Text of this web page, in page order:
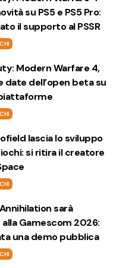
su PS5 e PS5 Pro:
il supporto al PSSR
Modern Warfare 4,
date dell’open beta su
lascia lo sviluppo
si ritira il creatore
sarà
Gamescom 2026:
una demo pubblica